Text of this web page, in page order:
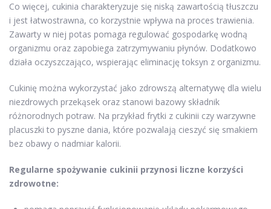
Co więcej, cukinia charakteryzuje się niską zawartością tłuszczu
i jest łatwostrawna, co korzystnie wpływa na proces trawienia.
Zawarty w niej potas pomaga regulować gospodarkę wodną
organizmu oraz zapobiega zatrzymywaniu płynów. Dodatkowo
działa oczyszczająco, wspierając eliminację toksyn z organizmu.
Cukinię można wykorzystać jako zdrowszą alternatywę dla wielu
niezdrowych przekąsek oraz stanowi bazowy składnik
różnorodnych potraw. Na przykład frytki z cukinii czy warzywne
placuszki to pyszne dania, które pozwalają cieszyć się smakiem
bez obawy o nadmiar kalorii.
Regularne spożywanie cukinii przynosi liczne korzyści
zdrowotne: